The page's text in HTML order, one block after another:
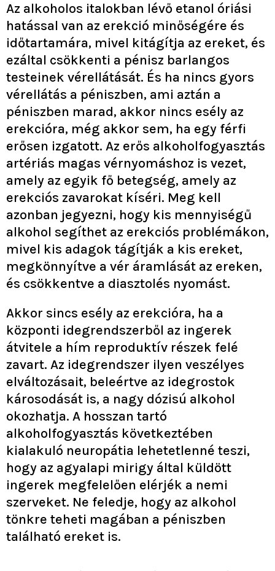
Az alkoholos italokban lévő etanol óriási
hatással van az erekció minőségére és
időtartamára, mivel kitágítja az ereket, és
ezáltal csökkenti a pénisz barlangos
testeinek vérellátását. És ha nincs gyors
vérellátás a péniszben, ami aztán a
péniszben marad, akkor nincs esély az
erekcióra, még akkor sem, ha egy férfi
erősen izgatott. Az erős alkoholfogyasztás
artériás magas vérnyomáshoz is vezet,
amely az egyik fő betegség, amely az
erekciós zavarokat kíséri. Meg kell
azonban jegyezni, hogy kis mennyiségű
alkohol segíthet az erekciós problémákon,
mivel kis adagok tágítják a kis ereket,
megkönnyítve a vér áramlását az ereken,
és csökkentve a diasztolés nyomást.
Akkor sincs esély az erekcióra, ha a
központi idegrendszerből az ingerek
átvitele a hím reproduktív részek felé
zavart. Az idegrendszer ilyen veszélyes
elváltozásait, beleértve az idegrostok
károsodását is, a nagy dózisú alkohol
okozhatja. A hosszan tartó
alkoholfogyasztás következtében
kialakuló neuropátia lehetetlenné teszi,
hogy az agyalapi mirigy által küldött
ingerek megfelelően elérjék a nemi
szerveket. Ne feledje, hogy az alkohol
tönkre teheti magában a péniszben
található ereket is.